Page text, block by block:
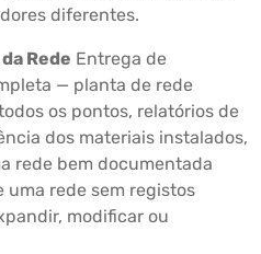
diferentes.
Rede Entrega de
— planta de rede
os pontos, relatórios de
dos materiais instalados,
rede bem documentada
uma rede sem registos
modificar ou